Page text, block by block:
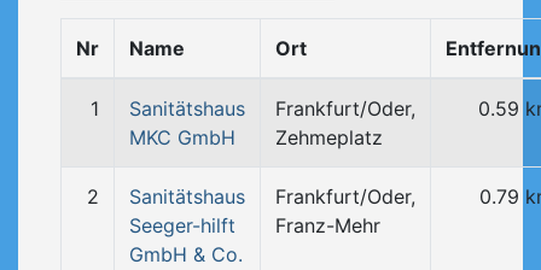
Nr Name Ort
1
Sanitätshaus
MKC GmbH
Frankfurt/Oder,
Zehmeplatz
0.59
2
Sanitätshaus
Seeger-hilft
GmbH & Co.
Frankfurt/Oder,
Franz-Mehr
0.79